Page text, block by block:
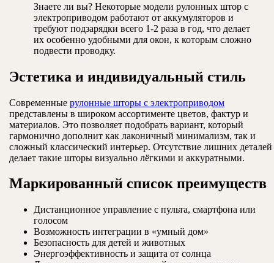
Знаете ли вы? Некоторые модели рулонных штор с
электроприводом работают от аккумуляторов и
требуют подзарядки всего 1-2 раза в год, что делает
их особенно удобными для окон, к которым сложно
подвести проводку.
Эстетика и индивидуальный стиль
Современные рулонные шторы с электроприводом
представлены в широком ассортименте цветов, фактур и
материалов. Это позволяет подобрать вариант, который
гармонично дополнит как лаконичный минимализм, так и
сложный классический интерьер. Отсутствие лишних деталей
делает такие шторы визуально лёгкими и аккуратными.
Маркированный список преимуществ
Дистанционное управление с пульта, смартфона или
голосом
Возможность интеграции в «умный дом»
Безопасность для детей и животных
Энергоэффективность и защита от солнца